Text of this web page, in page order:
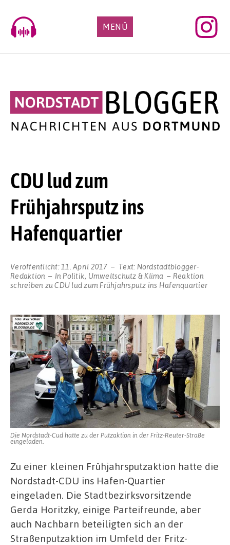
content
MENÜ
CDU lud zum
Frühjahrsputz ins
Hafenquartier
Veröffentlicht: 11. April 2017 Text: Nordstadtblogger-
Redaktion
InPolitik, Umweltschutz & Klima
Reaktion
schreiben zu CDU lud zum Frühjahrsputz ins Hafenquartier
Die Nordstadt-Cud hatte zu der Putzaktion in der Fritz-Reuter-Straße
eingeladen.
Zu einer kleinen Frühjahrsputzaktion hatte die
Nordstadt-CDU ins Hafen-Quartier
eingeladen. Die Stadtbezirksvorsitzende
Gerda Horitzky, einige Parteifreunde, aber
auch Nachbarn beteiligten sich an der
Straßenputzaktion im Umfeld der Fritz-